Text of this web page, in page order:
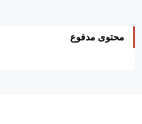
محتوى مدفوع